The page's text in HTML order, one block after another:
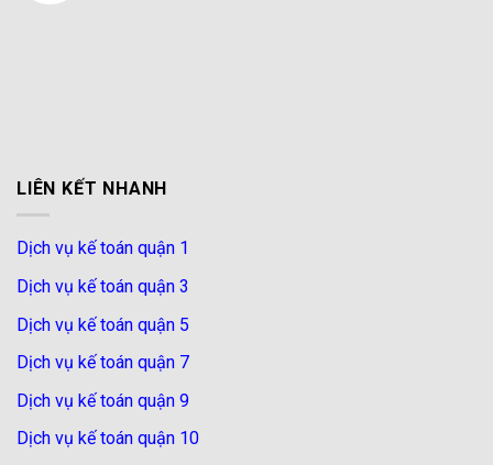
LIÊN KẾT NHANH
Dịch vụ kế toán quận 1
Dịch vụ kế toán quận 3
Dịch vụ kế toán quận 5
Dịch vụ kế toán quận 7
Dịch vụ kế toán quận 9
Dịch vụ kế toán quận 10